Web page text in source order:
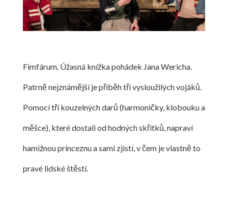
Fimfárum. Úžasná knížka pohádek Jana Wericha.
Patrně nejznámější je příběh tří vysloužilých vojáků.
Pomocí tří kouzelných darů (harmoničky, klobouku a
měšce), které dostali od hodných skřítků, napraví
hamižnou princeznu a sami zjistí, v čem je vlastně to
pravé lidské štěstí.